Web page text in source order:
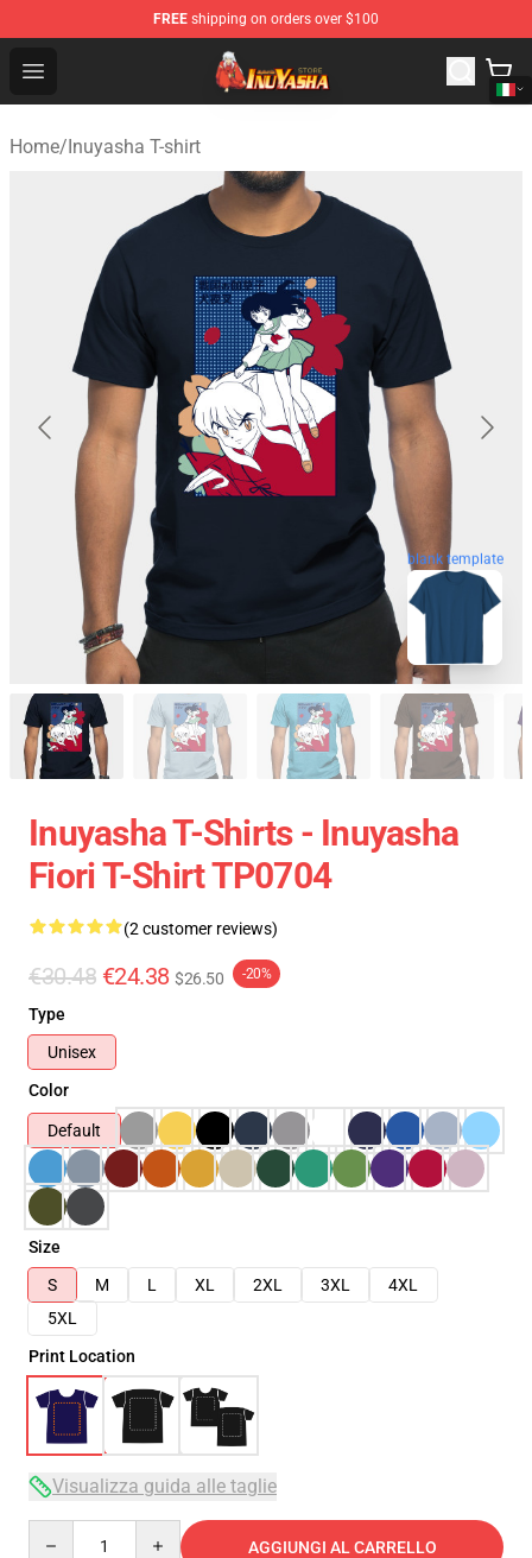
FREE shipping on orders over $100
Open menu
Inuyasha Store - Official Inuyasha Merchandise Shop
Home/Inuyasha T-shirt
blank template
Inuyasha T-Shirts - Inuyasha
Fiori T-Shirt TP0704
(2 customer reviews)
€30.48 €24.38 $26.50 -20%
Type
Unisex
Color
Default
Size
S
M L XL 2XL 3XL
4XL
5XL
Print Location
Visualizza guida alle taglie
AGGIUNGI AL CARRELLO